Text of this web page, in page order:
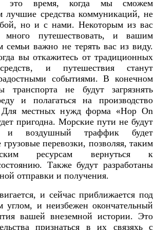
это время, когда мы сможем
лучшие средства коммуникаций, не
но и с нами. Некоторым из вас
много путешествовать, и вашим
семьи важно не терять вас из виду.
вы откажитесь от традиционных
и путешествия станут
событиями. В конечном
транспорта не будут загрязнять
и полагаться на производство
Для местных нужд форма «Hop On
пригодна. Морские пути не будут
и воздушный траффик будет
грузовые перевозки, позволяя, таким
ресурсам вернуться к
Также будут разработаны
отправки и получения.
и сейчас приближается под
углом, и неизбежен окончательный
вашей внеземной истории. Это
признаться в их связяхь с